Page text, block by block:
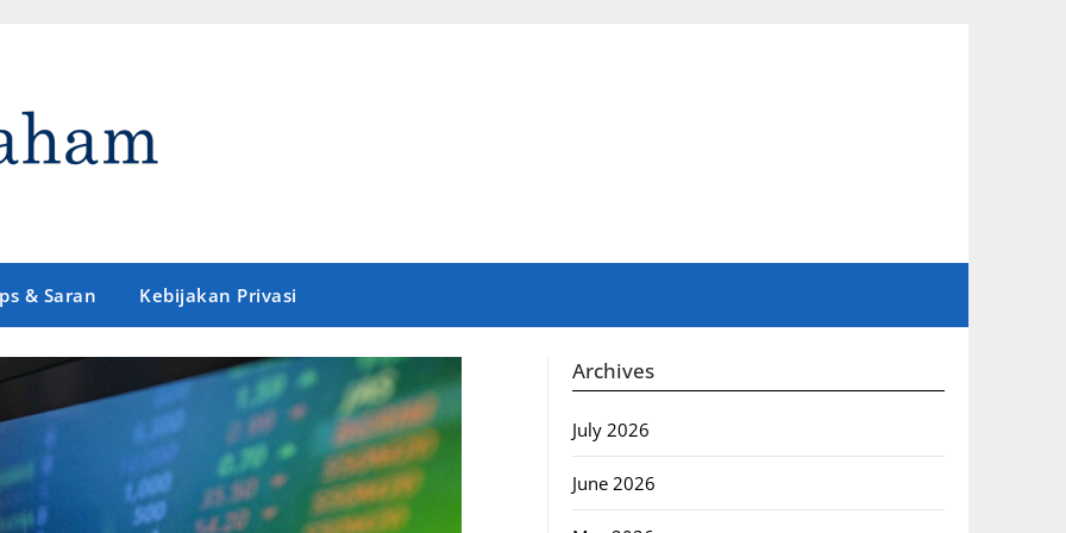
& Saran Kebijakan Privasi
Archives
July 2026
June 2026